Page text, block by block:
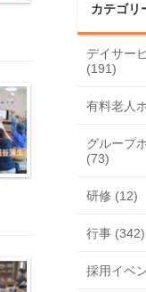
カテゴリ
デイサー
(191)
有料老人
グループ
(73)
研修 (12)
行事 (342)
採用イベ